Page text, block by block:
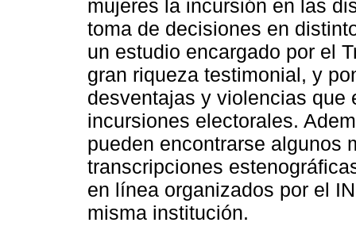
mujeres la incursión en las
toma de decisiones en
un estudio encargado por el
gran riqueza testimonial, y
desventajas y violencias que
incursiones electorales.
pueden encontrarse algunos
transcripciones
en línea organizados por el
misma institución.